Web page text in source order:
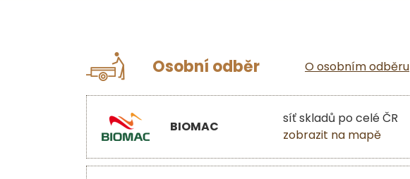
Osobní odběr O osobním odběru
BIOMAC
síť skladů po celé ČR
zobrazit na mapě